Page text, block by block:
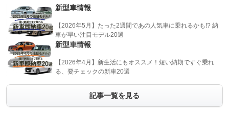
新型車情報
【2026年5月】たった2週間であの人気車に乗れるかも!? 納
車が早い注目モデル20選
新型車情報
【2026年4月】新生活にもオススメ！短い納期ですぐ乗れ
る、要チェックの新車20選
記事一覧を見る